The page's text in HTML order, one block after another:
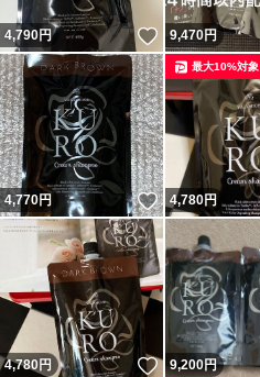
4,790円 いいね！
9,470円
4,770円 いいね！
4,780円
最大10%対象
4,780円 いいね！
9,200円